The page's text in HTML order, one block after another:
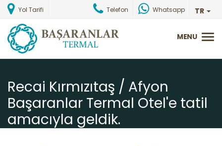
Yol Tarifi Telefon Whatsapp TR
Recai Kırmızıtaş / Afyon
Başaranlar Termal Otel'e tatil
amacıyla geldik.